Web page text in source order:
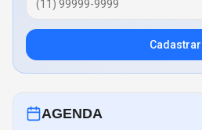
Cadastrar
AGENDA